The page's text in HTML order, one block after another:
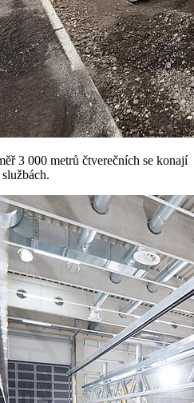
3 000 metrů čtverečních se konají